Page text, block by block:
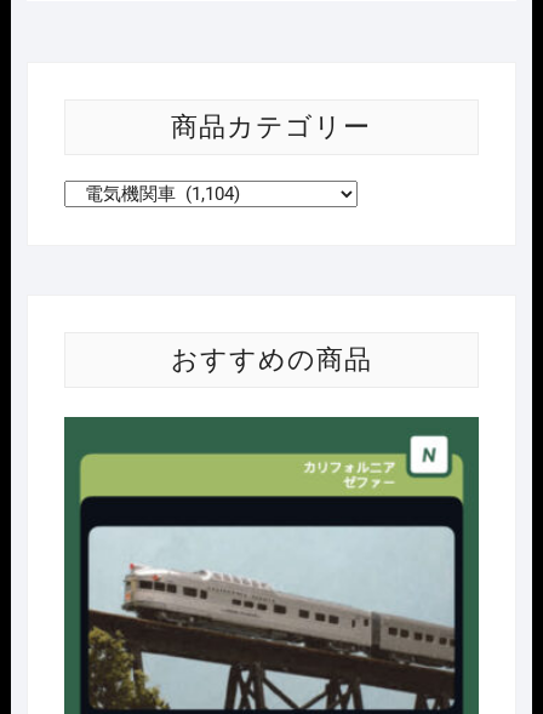
商品カテゴリー
おすすめの商品